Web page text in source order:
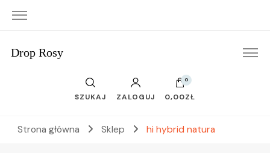
Drop Rosy
SZUKAJ ZALOGUJ
0
0,00ZŁ
Strona główna Sklep hi hybrid natura